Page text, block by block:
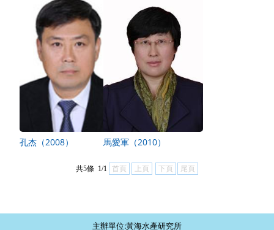
孔杰（2008） 馬愛軍（2010）
共5條 1/1 首頁 上頁 下頁 尾頁
主辦單位:黃海水產研究所